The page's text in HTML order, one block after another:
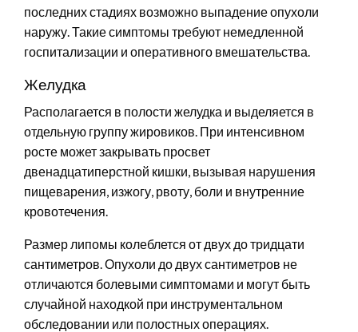
последних стадиях возможно выпадение опухоли
наружу. Такие симптомы требуют немедленной
госпитализации и оперативного вмешательства.
Желудка
Располагается в полости желудка и выделяется в
отдельную группу жировиков. При интенсивном
росте может закрывать просвет
двенадцатиперстной кишки, вызывая нарушения
пищеварения, изжогу, рвоту, боли и внутренние
кровотечения.
Размер липомы колеблется от двух до тридцати
сантиметров. Опухоли до двух сантиметров не
отличаются болевыми симптомами и могут быть
случайной находкой при инструментальном
обследовании или полостных операциях.